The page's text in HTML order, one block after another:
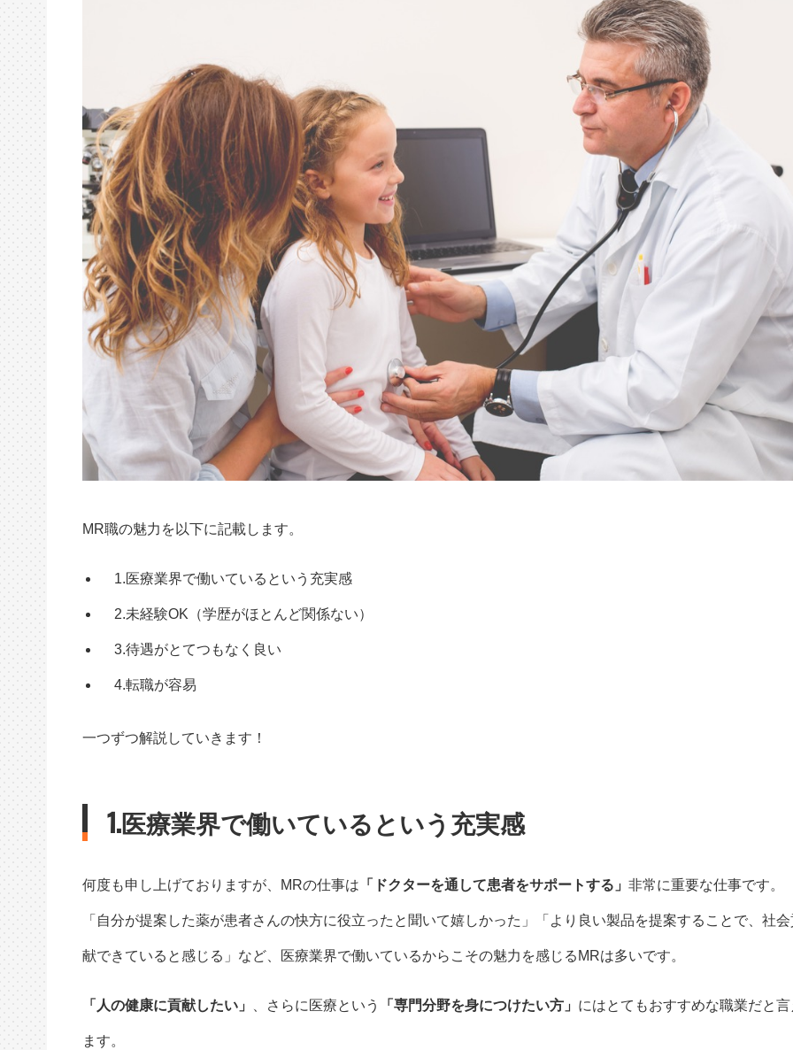
MR職の魅力を以下に記載します。
1.医療業界で働いているという充実感
2.未経験OK（学歴がほとんど関係ない）
3.待遇がとてつもなく良い
4.転職が容易
一つずつ解説していきます！
1.医療業界で働いているという充実感
何度も申し上げておりますが、MRの仕事は 「ドクターを通して患者をサポートする」 非常に重要な仕事です。
「自分が提案した薬が患者さんの快方に役立ったと聞いて嬉しかった」「より良い製品を提案することで、社会
献できていると感じる」など、医療業界で働いているからこその魅力を感じるMRは多いです。
「人の健康に貢献したい」 、さらに医療という 「専門分野を身につけたい方」 にはとてもおすすめな職業だと言
ます。